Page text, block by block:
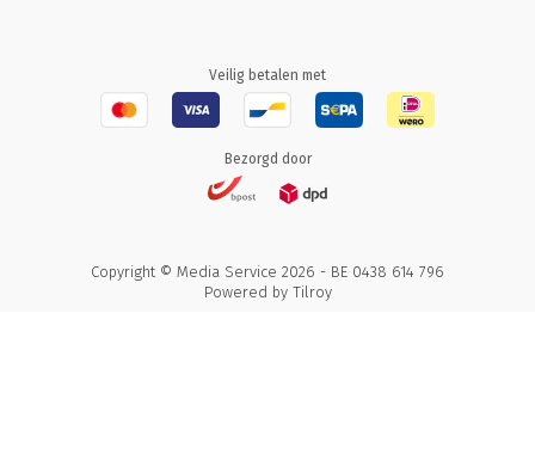
Veilig betalen met
Bezorgd door
Copyright © Media Service 2026 - BE 0438 614 796
Powered by Tilroy